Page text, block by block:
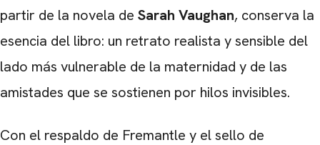
partir de la novela de Sarah Vaughan, conserva la
esencia del libro: un retrato realista y sensible del
lado más vulnerable de la maternidad y de las
amistades que se sostienen por hilos invisibles.
Con el respaldo de Fremantle y el sello de